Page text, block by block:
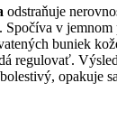
odstraňuje
Spočíva v
buniek
regulovať.
opakuje